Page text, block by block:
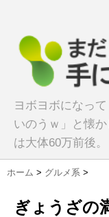
ヨボヨボになっ
いのうｗ」と懐
は大体60万前後。
ホーム > グルメ系 >
ぎょうざの